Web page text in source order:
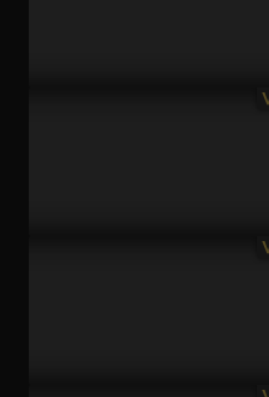
10 學
11 這
12 來
13 暗